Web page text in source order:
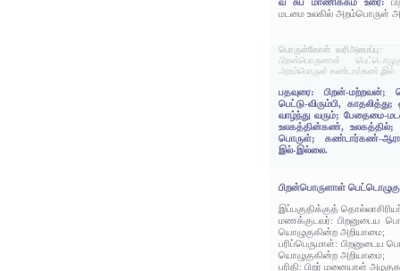
மடமை உலகில் அறம்பொருள்
பொருள்கோள் வரிஅமைப்பு:
பிறன்பொருளாள்
அறம்பொருள் கண்டார்கண் இல்.
பதவுரை: பிறன்-மற்றவன்;
பெட்டு-விரும்பி,
வாழ்ந்து வரும்; பேதைமை-
உலகத்தின்கண்,
பொருள்; கண்டார்கண்-
இல்-இல்லை.
பிறன்பொருளாள்
இப்பகுதிக்குத்
மணக்குடவர்: பிறனுடைய
யொழுகுகின்ற அறியாமை;
பரிப்பெருமாள்: பிறனுடைய
யொழுகுகின்ற அறியாமை;
பரிதி: பிறர் மனையாள்